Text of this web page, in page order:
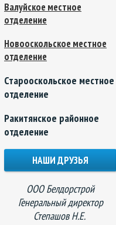
Валуйское местное
отделение
Новооскольское местное
отделение
Старооскольское местное
отделение
Ракитянское районное
отделение
НАШИ ДРУЗЬЯ
ООО Белдорстрой
Генеральный директор
Степашов Н.Е.